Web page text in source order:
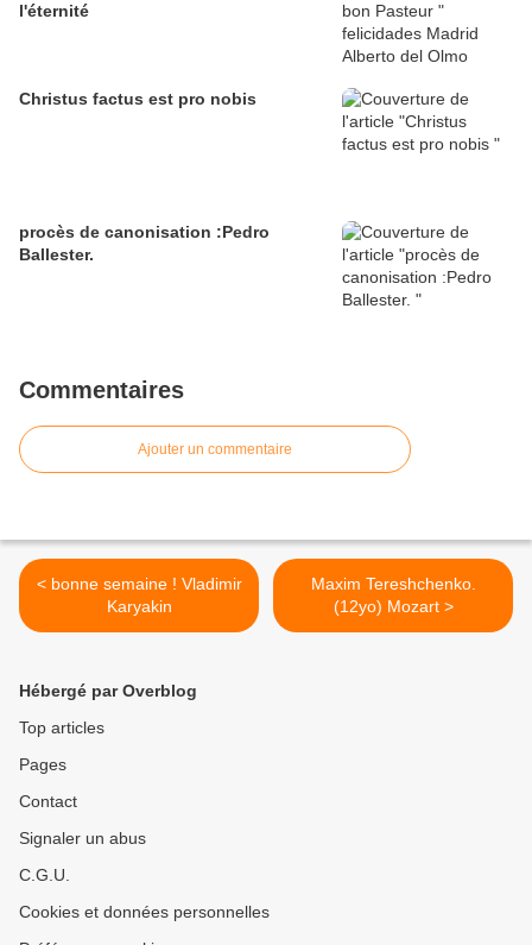
l'éternité
Christus factus est pro nobis
procès de canonisation :Pedro
Ballester.
Commentaires
Ajouter un commentaire
< bonne semaine ! Vladimir
Karyakin
Maxim Tereshchenko.
(12yo) Mozart >
Hébergé par Overblog
Top articles
Pages
Contact
Signaler un abus
C.G.U.
Cookies et données personnelles